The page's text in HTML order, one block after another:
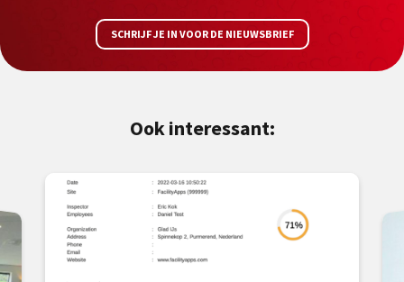
SCHRIJF JE IN VOOR DE NIEUWSBRIEF
Ook interessant: